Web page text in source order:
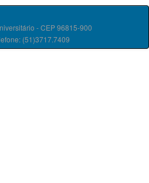
- CEP 96815-900
(51)3717.7409